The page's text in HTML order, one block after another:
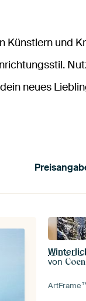
und
neues
von